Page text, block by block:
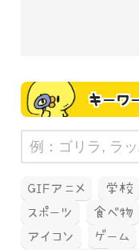
キーワ
GIFアニメ 学校
スポーツ
食べ物
アイコン
ゲーム